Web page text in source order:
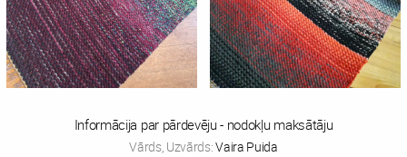
Informācija par pārdevēju - nodokļu maksātāju
Vārds, Uzvārds:Vaira Puida